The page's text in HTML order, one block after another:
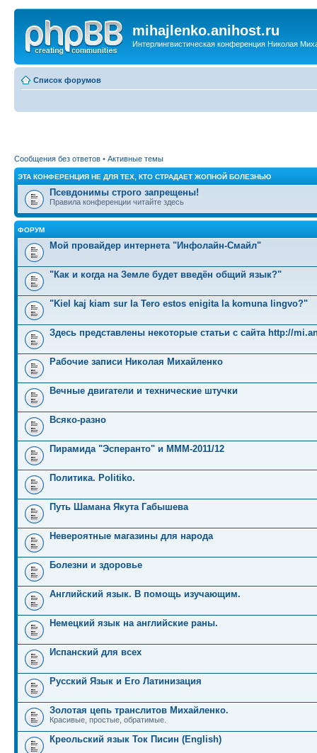
mihajlenko.anihost.ru
Интерлингвистическая конференция Николая
Список форумов
Сообщения без ответов • Активные темы
ЭТА КОНФЕРЕНЦИЯ НЕ ДЛЯ ТЕХ, КТО СТРАДАЕТ ЖОПНОЙ БОЛЕЗНЬЮ
Псевдонимы строго запрещены!
Правила конференции читайте здесь
ФОРУМ
Мой провайдер интернета "Инфолайн-Смайл"
"Как и когда на Земле будет введён общий язык?"
"Kiel kaj kiam sur la Tero estos enigita la komuna lingvo?"
Здесь представлены некоторые статьи с сайта http://
Рабочие записи Николая Михайленко
Вечные двигатели и технические штучки
Всяко-разно
Пирамида "Эсперанто" и MMM-2011/12
Политика. Politiko.
Путь Шамана Якута Габышева
Невероятные магазины для народа
Болезни и здоровье
Английский язык. В помощь изучающим.
Немецкий язык на английские раны.
Испанский для всех
Русский Язык и Его Латинизация
Золотая цепь транслитов Михайленко.
Красивые, простые, обратимые.
Креольский язык Ток Писин (English)